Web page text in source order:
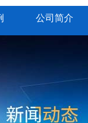
公司简介